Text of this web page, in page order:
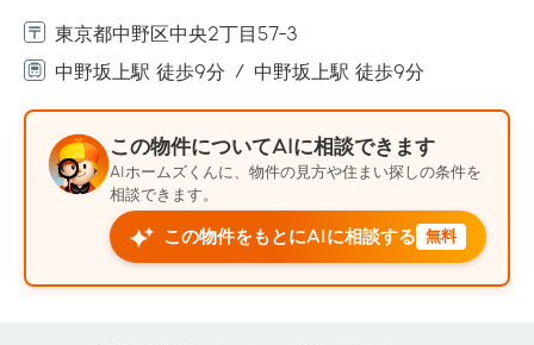
東京都中野区中央2丁目57-3
中野坂上駅 徒歩9分
中野坂上駅 徒歩9分
この物件についてAIに相談できます
AIホームズくんに、物件の見方や住まい探しの条件を
相談できます。
この物件をもとにAIに相談する 無料